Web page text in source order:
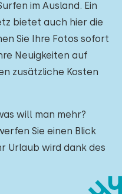
im Ausland. Ein
bietet auch hier die
Sie Ihre Fotos sofort
Neuigkeiten auf
zusätzliche Kosten
will man mehr?
Sie einen Blick
Urlaub wird dank des